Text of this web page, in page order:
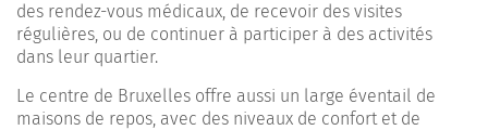
des rendez-vous médicaux, de recevoir des visites
régulières, ou de continuer à participer à des activités
dans leur quartier.
Le centre de Bruxelles offre aussi un large éventail de
maisons de repos, avec des niveaux de confort et de